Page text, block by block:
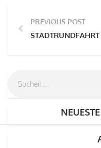
PREVIOUS POST